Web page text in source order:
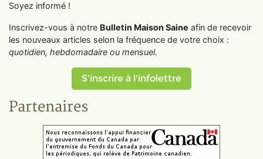
Soyez informé !
Inscrivez-vous à notre Bulletin Maison Saine afin de recevoir
les nouveaux articles selon la fréquence de votre choix :
quotidien, hebdomadaire ou mensuel.
S'inscrire à l'infolettre
Partenaires